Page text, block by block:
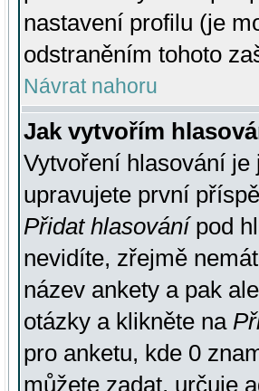
nastavení profilu (je
odstraněním tohoto
Návrat nahoru
Jak vytvořím
Vytvoření hlasování je
upravujete první
Přidat hlasovánípod
nevidíte, zřejmě
název ankety a pak
otázky a klikněte na
pro anketu, kde 0
můžete zadat, určuje